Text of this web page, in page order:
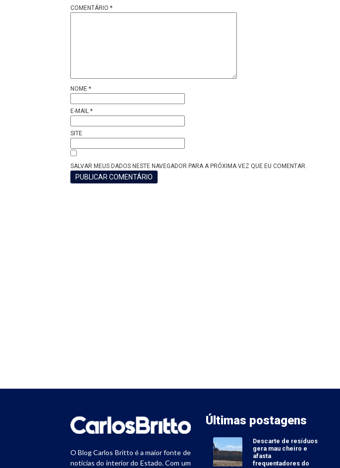
COMENTÁRIO *
NOME *
E-MAIL *
SITE
SALVAR MEUS DADOS NESTE NAVEGADOR PARA A PRÓXIMA VEZ QUE EU COMENTAR.
O Blog Carlos Britto é a maior fonte de
notícias do interior do Estado. Com um
Últimas postagens
Descarte de resíduos
gera mau cheiro e
afasta
frequentadores do